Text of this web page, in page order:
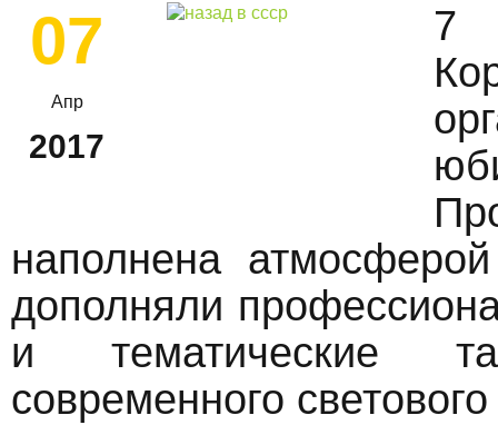
07
Апр
2017
7
наполнена
дополняли
и тематические
современного